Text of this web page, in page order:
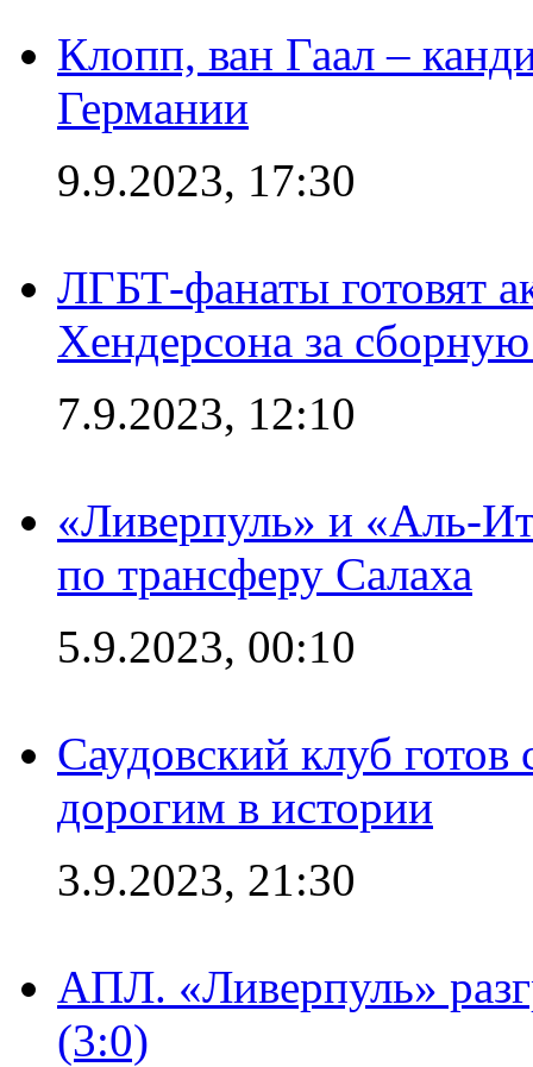
Клопп, ван Гаал –
Германии
9.9.2023, 17:30
ЛГБТ-фанаты готовят
Хендерсона за
7.9.2023, 12:10
«Ливерпуль» и «Аль-
по трансферу Салаха
5.9.2023, 00:10
Саудовский клуб
дорогим в истории
3.9.2023, 21:30
АПЛ. «Ливерпуль»
(3:0)